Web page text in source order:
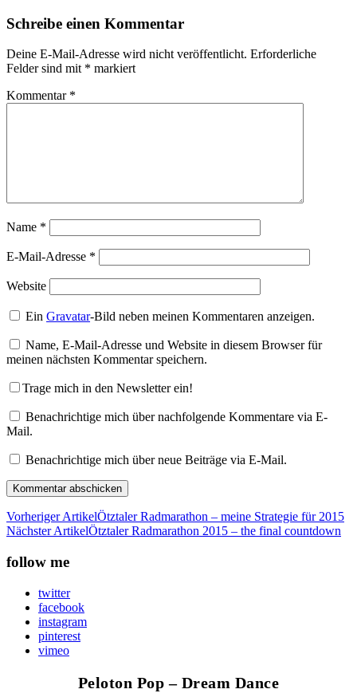
Schreibe einen Kommentar
Deine E-Mail-Adresse wird nicht veröffentlicht. Erforderliche
Felder sind mit * markiert
Kommentar *
Name *
E-Mail-Adresse *
Website
EinGravatar-Bild neben meinen Kommentaren anzeigen.
Name, E-Mail-Adresse und Website in diesem Browser für
meinen nächsten Kommentar speichern.
Trage mich in den Newsletter ein!
Benachrichtige mich über nachfolgende Kommentare via E-
Mail.
Benachrichtige mich über neue Beiträge via E-Mail.
Vorheriger ArtikelÖtztaler Radmarathon – meine Strategie für 2015
Nächster ArtikelÖtztaler Radmarathon 2015 – the final countdown
follow me
twitter
facebook
instagram
pinterest
vimeo
Peloton Pop – Dream Dance